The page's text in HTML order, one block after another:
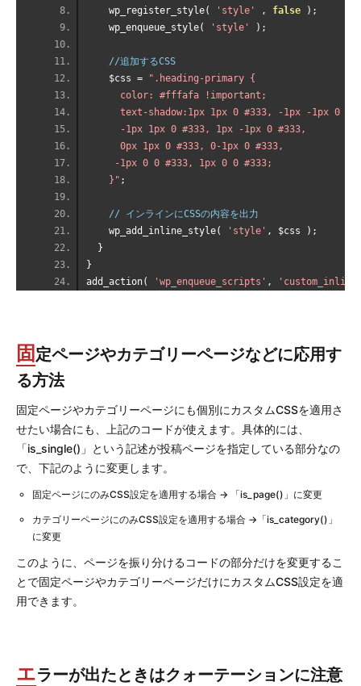
    wp_register_style
( 'style' , false
);
    wp_enqueue_style
( 'style' );
//追加するCSS
    $css
=
".heading-primary {
      color: #fffafa !important;
text-shadow:1px 1px 0 #333, -1px -1px 0
      -1px 1px 0 #333, 1px -1px 0 #333,
      0px 1px 0 #333, 0-1px 0 #333,
     -1px 0 0 #333, 1px 0 0 #333;
    }"
;
// インラインにCSSの内容を出力
    wp_add_inline_style
( 'style' , $css
);
}
}
add_action( 'wp_enqueue_scripts' ,
固 定ページやカテゴリーページなどに応用す
る方法
固定ページやカテゴリーページにも個別にカスタムCSSを適用さ
せたい場合にも、上記のコードが使えます。具体的には、
「is_single()」という記述が投稿ページを指定している部分なの
で、下記のように変更します。
固定ページにのみCSS設定を適用する場合 → 「is_page()」に変更
カテゴリーページにのみCSS設定を適用する場合 →「is_category()」
に変更
このように、ページを振り分けるコードの部分だけを変更するこ
とで固定ページやカテゴリーページだけにカスタムCSS設定を適
用できます。
エラーが出たときはクォーテーションに注意